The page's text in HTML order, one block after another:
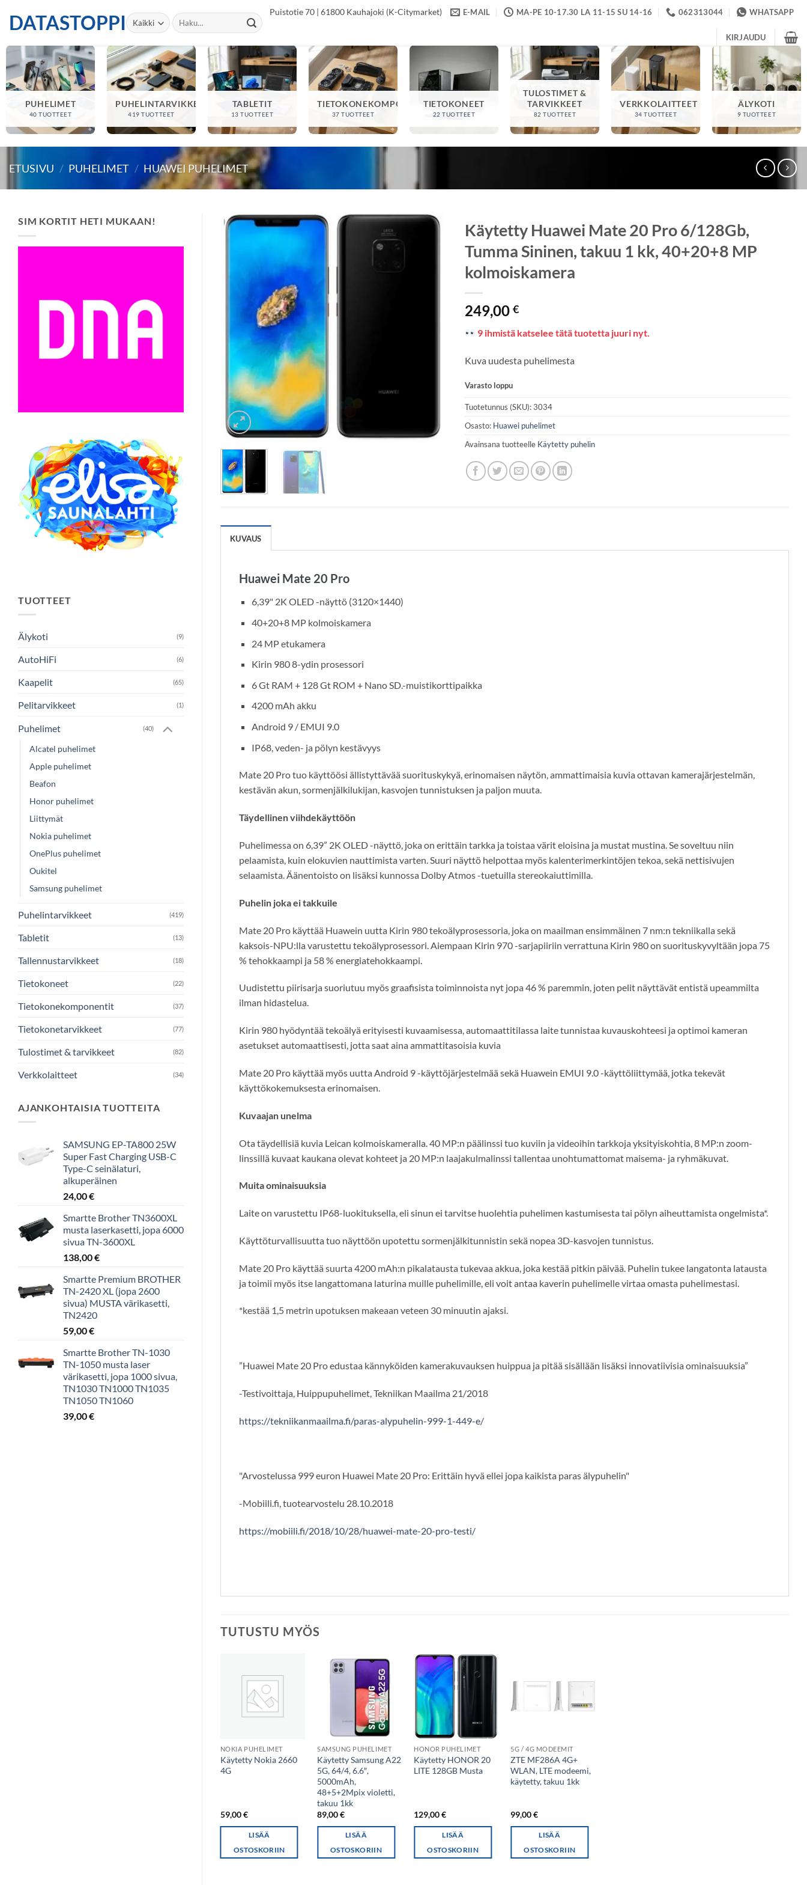
DATASTOPPI Etsi:
Puistotie 70 | 61800 Kauhajoki (K-Citymarket) E-MAIL MA-PE 10-17.30 LA 11-15 SU 14-16 062313044 WHATSAPP
KIRJAUDU
PUHELIMET
40 TUOTTEET
PUHELINTARVIKKEET
419 TUOTTEET
TABLETIT
13 TUOTTEET
TIETOKONEKOMPONENTIT
37 TUOTTEET
TIETOKONEET
22 TUOTTEET
TULOSTIMET &
TARVIKKEET
82 TUOTTEET
VERKKOLAITTEET
34 TUOTTEET
ÄLYKOTI
9 TUOTTEET
ETUSIVU / PUHELIMET / HUAWEI PUHELIMET
SIM KORTIT HETI MUKAAN!
TUOTTEET
Älykoti (9)
AutoHiFi (6)
Kaapelit (65)
Pelitarvikkeet (1)
Puhelimet (40)
Alcatel puhelimet
Apple puhelimet
Beafon
Honor puhelimet
Liittymät
Nokia puhelimet
OnePlus puhelimet
Oukitel
Samsung puhelimet
Puhelintarvikkeet (419)
Tabletit (13)
Tallennustarvikkeet (18)
Tietokoneet (22)
Tietokonekomponentit (37)
Tietokonetarvikkeet (77)
Tulostimet & tarvikkeet (82)
Verkkolaitteet (34)
AJANKOHTAISIA TUOTTEITA
SAMSUNG EP-TA800 25W
Super Fast Charging USB-C
Type-C seinälaturi,
alkuperäinen
24,00€
Smartte Brother TN3600XL
musta laserkasetti, jopa 6000
sivua TN-3600XL
138,00€
Smartte Premium BROTHER
TN-2420 XL (jopa 2600
sivua) MUSTA värikasetti,
TN2420
59,00€
Smartte Brother TN-1030
TN-1050 musta laser
värikasetti, jopa 1000 sivua,
TN1030 TN1000 TN1035
TN1050 TN1060
39,00€
Käytetty Huawei Mate 20 Pro 6/128Gb,
Tumma Sininen, takuu 1 kk, 40+20+8 MP
kolmoiskamera
249,00€
9 ihmistä katselee tätä tuotetta juuri nyt.
Kuva uudesta puhelimesta
Varasto loppu
Tuotetunnus (SKU):3034
Osasto: Huawei puhelimet
Avainsana tuotteelle Käytetty puhelin
KUVAUS
Huawei Mate 20 Pro
6,39" 2K OLED -näyttö (3120×1440)
40+20+8 MP kolmoiskamera
24 MP etukamera
Kirin 980 8-ydin prosessori
6 Gt RAM + 128 Gt ROM + Nano SD.-muistikorttipaikka
4200 mAh akku
Android 9 / EMUI 9.0
IP68, veden- ja pölyn kestävyys
Mate 20 Pro tuo käyttöösi ällistyttävää suorituskykyä, erinomaisen näytön, ammattimaisia kuvia ottavan kamerajärjestelmän,
kestävän akun, sormenjälkilukijan, kasvojen tunnistuksen ja paljon muuta.
Täydellinen viihdekäyttöön
Puhelimessa on 6,39” 2K OLED -näyttö, joka on erittäin tarkka ja toistaa värit eloisina ja mustat mustina. Se soveltuu niin
pelaamista, kuin elokuvien nauttimista varten. Suuri näyttö helpottaa myös kalenterimerkintöjen tekoa, sekä nettisivujen
selaamista. Äänentoisto on lisäksi kunnossa Dolby Atmos -tuetuilla stereokaiuttimilla.
Puhelin joka ei takkuile
Mate 20 Pro käyttää Huawein uutta Kirin 980 tekoälyprosessoria, joka on maailman ensimmäinen 7 nm:n tekniikalla sekä
kaksois-NPU:lla varustettu tekoälyprosessori. Aiempaan Kirin 970 -sarjapiiriin verrattuna Kirin 980 on suorituskyvyltään jopa 75
% tehokkaampi ja 58 % energiatehokkaampi.
Uudistettu piirisarja suoriutuu myös graafisista toiminnoista nyt jopa 46 % paremmin, joten pelit näyttävät entistä upeammilta
ilman hidastelua.
Kirin 980 hyödyntää tekoälyä erityisesti kuvaamisessa, automaattitilassa laite tunnistaa kuvauskohteesi ja optimoi kameran
asetukset automaattisesti, jotta saat aina ammattitasoisia kuvia
Mate 20 Pro käyttää myös uutta Android 9 -käyttöjärjestelmää sekä Huawein EMUI 9.0 -käyttöliittymää, jotka tekevät
käyttökokemuksesta erinomaisen.
Kuvaajan unelma
Ota täydellisiä kuvia Leican kolmoiskameralla. 40 MP:n päälinssi tuo kuviin ja videoihin tarkkoja yksityiskohtia, 8 MP:n zoom-
linssillä kuvaat kaukana olevat kohteet ja 20 MP:n laajakulmalinssi tallentaa unohtumattomat maisema- ja ryhmäkuvat.
Muita ominaisuuksia
Laite on varustettu IP68-luokituksella, eli sinun ei tarvitse huolehtia puhelimen kastumisesta tai pölyn aiheuttamista ongelmista*.
Käyttöturvallisuutta tuo näyttöön upotettu sormenjälkitunnistin sekä nopea 3D-kasvojen tunnistus.
Mate 20 Pro käyttää suurta 4200 mAh:n pikalatausta tukevaa akkua, joka kestää pitkin päivää. Puhelin tukee langatonta latausta
ja toimii myös itse langattomana laturina muille puhelimille, eli voit antaa kaverin puhelimelle virtaa omasta puhelimestasi.
*kestää 1,5 metrin upotuksen makeaan veteen 30 minuutin ajaksi.
”Huawei Mate 20 Pro edustaa kännyköiden kamerakuvauksen huippua ja pitää sisällään lisäksi innovatiivisia ominaisuuksia”
-Testivoittaja, Huippupuhelimet, Tekniikan Maailma 21/2018
https://tekniikanmaailma.fi/paras-alypuhelin-999-1-449-e/
"Arvostelussa 999 euron Huawei Mate 20 Pro: Erittäin hyvä ellei jopa kaikista paras älypuhelin"
-Mobiili.fi, tuotearvostelu 28.10.2018
https://mobiili.fi/2018/10/28/huawei-mate-20-pro-testi/
TUTUSTU MYÖS
NOKIA PUHELIMET
Käytetty Nokia 2660
4G
59,00€
LISÄÄ
OSTOSKORIIN
SAMSUNG PUHELIMET
Käytetty Samsung A22
5G, 64/4, 6.6″,
5000mAh,
48+5+2Mpix violetti,
takuu 1kk
89,00€
LISÄÄ
OSTOSKORIIN
HONOR PUHELIMET
Käytetty HONOR 20
LITE 128GB Musta
129,00€
LISÄÄ
OSTOSKORIIN
5G / 4G MODEEMIT
ZTE MF286A 4G+
WLAN, LTE modeemi,
käytetty, takuu 1kk
99,00€
LISÄÄ
OSTOSKORIIN